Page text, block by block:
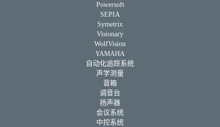
Powersoft
SEPIA
Symetrix
Visionary
WolfVision
YAMAHA
自动化追踪系统
声学测量
音箱
调音台
扬声器
会议系统
中控系统